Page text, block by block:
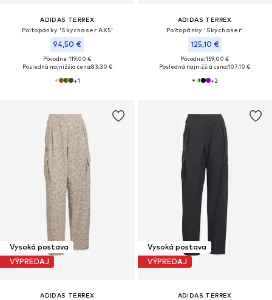
ADIDAS TERREX
Poltopánky 'Skychaser AX5'
94,50 €
Pôvodne: 119,00 €
Posledná najnižšia cena:83,30 €
+1
ADIDAS TERREX
Poltopánky 'Skychaser'
125,10 €
Pôvodne: 159,00 €
Posledná najnižšia cena:107,10 €
+2
Vysoká postava
VÝPREDAJ
ADIDAS TERREX
Vysoká postava
VÝPREDAJ
ADIDAS TERREX